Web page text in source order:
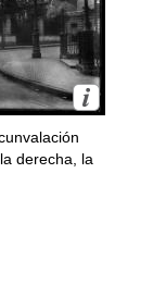
derecha, la